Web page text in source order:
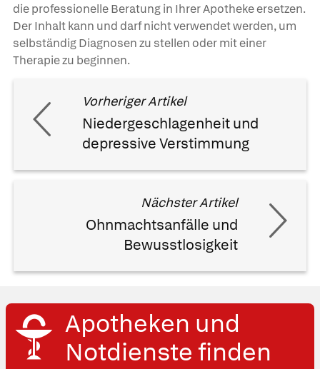
die professionelle Beratung in Ihrer Apotheke ersetzen.
Der Inhalt kann und darf nicht verwendet werden, um
selbständig Diagnosen zu stellen oder mit einer
Therapie zu beginnen.
Vorheriger Artikel
Niedergeschlagenheit und
depressive Verstimmung
Nächster Artikel
Ohnmachtsanfälle und
Bewusstlosigkeit
Was Ihre Apotheke
empfiehlt
Apotheken in
Ihrer Nähe
Apotheken und
Notdienste finden